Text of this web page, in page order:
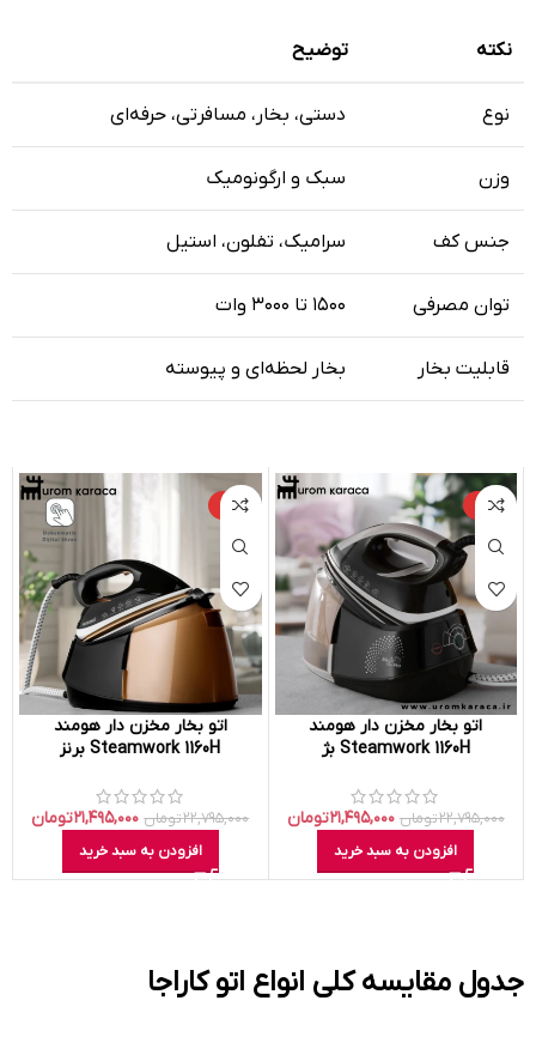
نکته توضیح
نوع دستی، بخار، مسافرتی، حرفه‌ای
وزن سبک و ارگونومیک
جنس کف سرامیک، تفلون، استیل
توان مصرفی ۱۵۰۰ تا ۳۰۰۰ وات
قابلیت بخار بخار لحظه‌ای و پیوسته
-۶%
اتو بخار مخزن دار هومند
Steamwork 1160H بژ
۲۲,۷۹۵,۰۰۰تومان ۲۱,۴۹۵,۰۰۰تومان
افزودن به سبد خرید
-۶%
اتو بخار مخزن دار هومند
Steamwork 1160H برنز
۲۲,۷۹۵,۰۰۰تومان ۲۱,۴۹۵,۰۰۰تومان
افزودن به سبد خرید
جدول مقایسه کلی انواع اتو کاراجا